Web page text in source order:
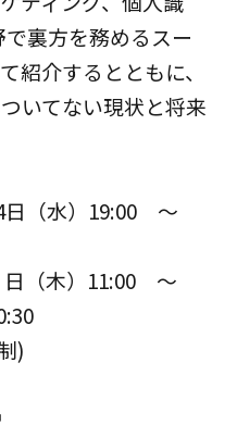
裏方を務めるスー
紹介するとともに、
いてない現状と将来
日（水）19:00 ～
日（木）11:00 ～
)